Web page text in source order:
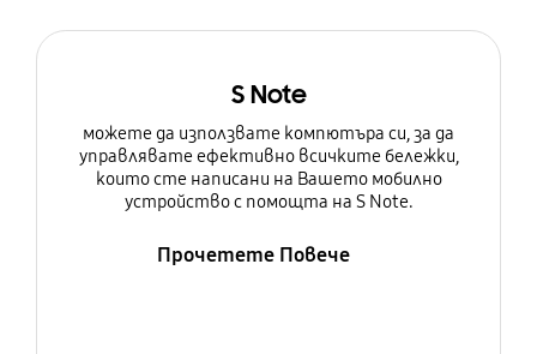
S Note
можете да използвате компютъра си, за да
управлявате ефективно всичките бележки,
които сте написани на Вашето мобилно
устройство с помощта на S Note.
Прочетете Повече